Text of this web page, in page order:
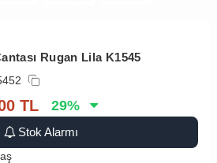
Rugan Lila K1545
TL 29%
Stok Alarmı